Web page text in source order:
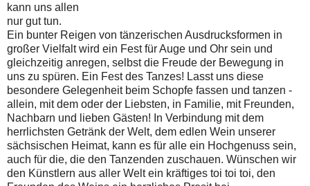
kann uns allen
nur gut tun.
Ein bunter Reigen von tänzerischen Ausdrucksformen in
großer Vielfalt wird ein Fest für Auge und Ohr sein und
gleichzeitig anregen, selbst die Freude der Bewegung in
uns zu spüren. Ein Fest des Tanzes! Lasst uns diese
besondere Gelegenheit beim Schopfe fassen und tanzen ‑
allein, mit dem oder der Liebsten, in Familie, mit Freunden,
Nachbarn und lieben Gästen! In Verbindung mit dem
herrlichsten Getränk der Welt, dem edlen Wein unserer
sächsischen Heimat, kann es für alle ein Hochgenuss sein,
auch für die, die den Tanzenden zuschauen. Wünschen wir
den Künstlern aus aller Welt ein kräftiges toi toi toi, den